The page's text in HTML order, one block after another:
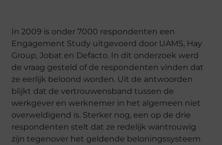
In 2009 is onder 7000 respondenten een
Engagement Study uitgevoerd door UAMS, Hay
Group, Jobat en Defacto. In dit onderzoek werd
de vraag gesteld of de respondenten vinden dat
ze eerlijk beloond worden. Uit de antwoorden
blijkt dat de vertrouwensband tussen de
werkgever en werknemer in het algemeen niet
overweldigend is. Sterker nog, een op de drie
respondenten stelt dat ze redelijk wantrouwig
zijn tegenover het geldende beloningssysteem